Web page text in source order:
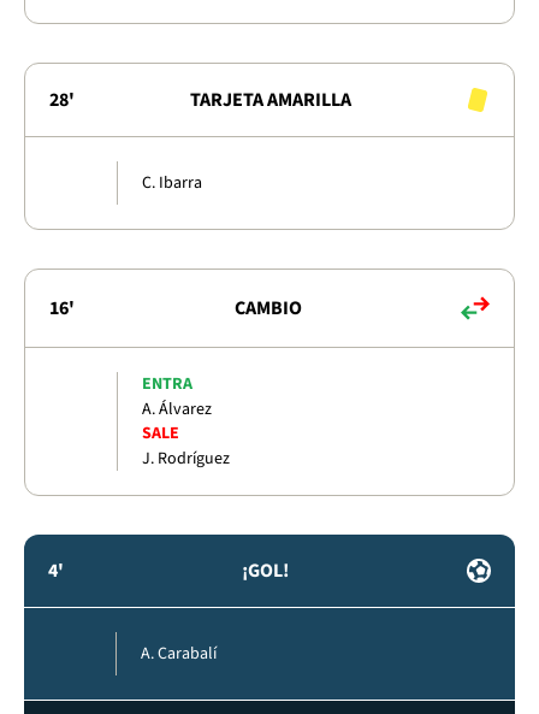
28' TARJETA AMARILLA
C. Ibarra
16' CAMBIO
ENTRA
A. Álvarez
SALE
J. Rodríguez
4' ¡GOL!
A. Carabalí